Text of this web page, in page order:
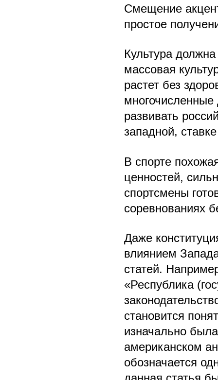
Смещение
простое
Культура
массовая
растет без
многочисленные
развивать
западной,
В спорте
ценностей,
спортсмены
соревнованиях
Даже
влиянием
статей.
«Республика
становится
изначально
американском
обозначается